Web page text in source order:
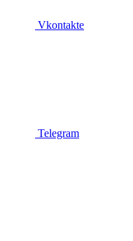
Vkontakte
Telegram